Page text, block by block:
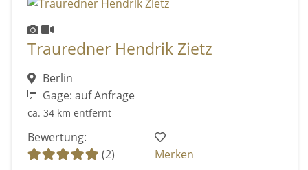
Trauredner Hendrik Zietz
Berlin
Gage: auf Anfrage
ca. 34 km entfernt
Bewertung:
(2)
Merken